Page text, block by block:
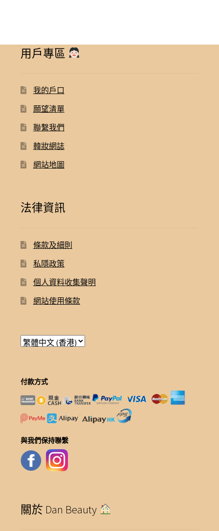
用戶專區
我的戶口
願望清單
聯繫我們
韓妝網誌
網站地圖
法律資訊
條款及細則
私隱政策
個人資料收集聲明
網站使用條款
付款方式
與我們保持聯繫
關於 Dan Beauty